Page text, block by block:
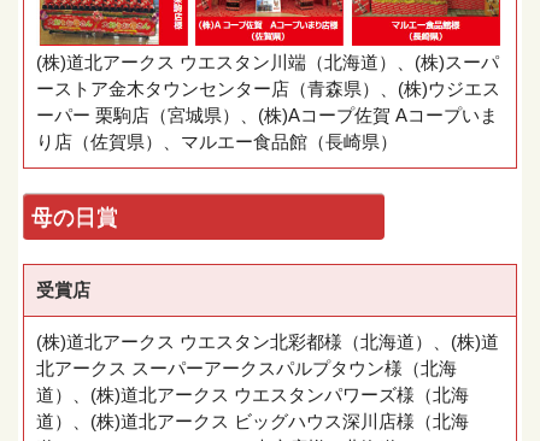
(株)道北アークス ウエスタン川端（北海道）、(株)スーパ
ーストア金木タウンセンター店（青森県）、(株)ウジエス
ーパー 栗駒店（宮城県）、(株)Aコープ佐賀 Aコープいま
り店（佐賀県）、マルエー食品館（長崎県）
母の日賞
受賞店
(株)道北アークス ウエスタン北彩都様（北海道）、(株)道
北アークス スーパーアークスパルプタウン様（北海
道）、(株)道北アークス ウエスタンパワーズ様（北海
道）、(株)道北アークス ビッグハウス深川店様（北海